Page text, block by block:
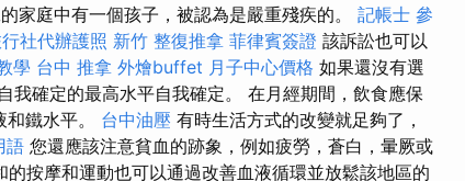
家庭中有一個孩子，被認為是嚴重殘疾的。 記帳士 參
社代辦護照 新竹 整復推拿 菲律賓簽證 該訴訟也可以
學 台中 推拿 外燴buffet 月子中心價格 如果還沒有選
確定的最高水平自我確定。 在月經期間，飲食應保
鐵水平。 台中油壓 有時生活方式的改變就足夠了，
語 您還應該注意貧血的跡象，例如疲勞，蒼白，暈厥或
的按摩和運動也可以通過改善血液循環並放鬆該地區的